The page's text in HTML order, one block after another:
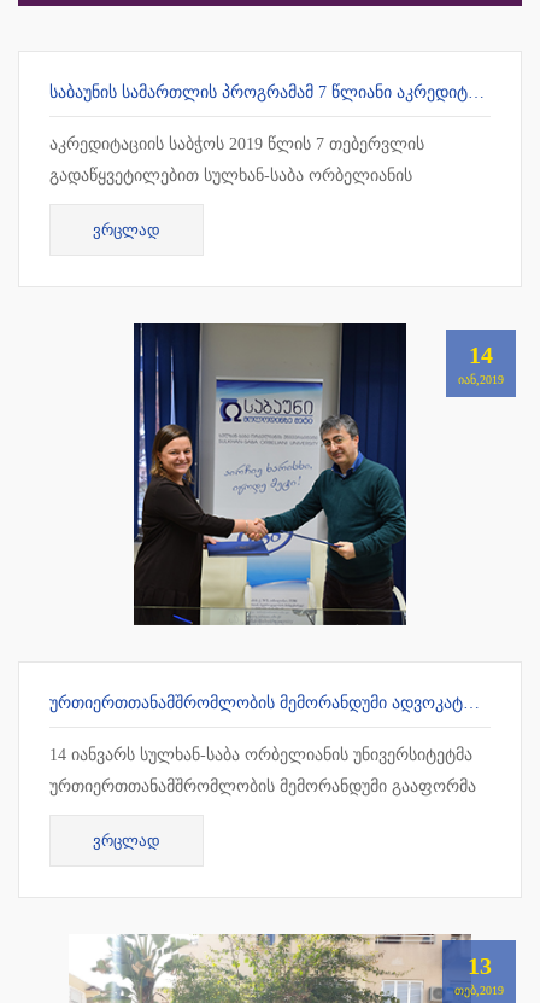
ᲡᲐᲑᲐᲣᲜᲘᲡ ᲡᲐᲛᲐᲠᲗᲚᲘᲡ ᲞᲠᲝᲒᲠᲐᲛᲐᲛ 7 ᲬᲚᲘᲐᲜᲘ ᲐᲙᲠᲔᲓᲘᲢᲐᲪᲘᲐ ᲛᲘᲘᲦᲝ
აკრედიტაციის საბჭოს 2019 წლის 7 თებერვლის
გადაწყვეტილებით სულხან-საბა ორბელიანის
უნივერსიტეტის სამართლის სამაგისტრო პროგრამამ 7
წლიანი უპირობო აკრედიტაცია მიიღო !!!
ᲕᲠᲪᲚᲐᲓ
14
ᲘᲐᲜ,2019
ᲣᲠᲗᲘᲔᲠᲗᲗᲐᲜᲐᲛᲨᲠᲝᲛᲚᲝᲑᲘᲡ ᲛᲔᲛᲝᲠᲐᲜᲓᲣᲛᲘ ᲐᲓᲕᲝᲙᲐᲢᲗᲐ ᲡᲐᲙᲕᲐᲚᲘᲤᲘᲙᲐᲪᲘᲝ ᲒᲐᲛᲝᲪᲓᲔᲑᲘᲡ ᲛᲝᲡᲐᲛᲖᲐᲓᲔᲑᲔᲚ ᲪᲔᲜᲢᲠᲗᲐᲜ
14 იანვარს სულხან-საბა ორბელიანის უნივერსიტეტმა
ურთიერთთანამშრომლობის მემორანდუმი გააფორმა
ადვოკატთა საკვალიფიკაციო გამოცდების
მოსამზადებელ ცენტრთან. თანამშრ...
ᲕᲠᲪᲚᲐᲓ
13
ᲗᲔᲑ,2019